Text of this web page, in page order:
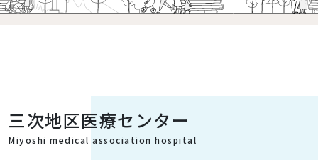
三次地区医療センター
Miyoshi medical association hospital